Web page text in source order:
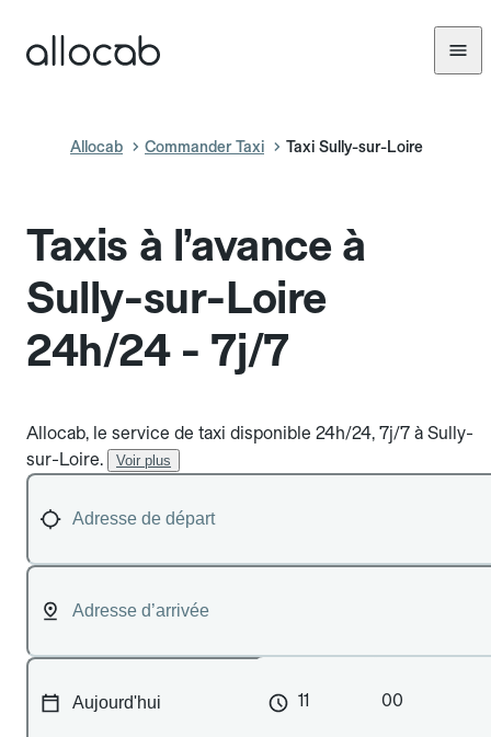
Allocab Commander Taxi Taxi Sully-sur-Loire
Taxis à l’avance à
Sully-sur-Loire
24h/24 - 7j/7
Allocab, le service de taxi disponible 24h/24, 7j/7 à Sully-
sur-Loire.
Voir plus
11 00